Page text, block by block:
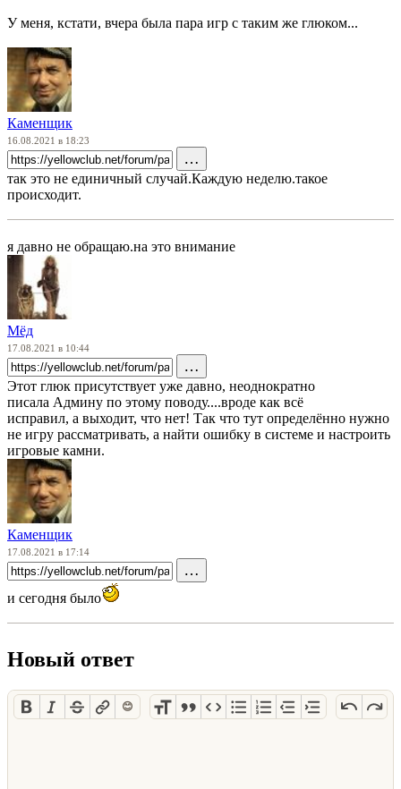
У меня, кстати, вчера была пара игр с таким же глюком...
Каменщик
16.08.2021 в 18:23
…
так это не единичный случай.Каждую неделю.такое
происходит.
я давно не обращаю.на это внимание
Мёд
17.08.2021 в 10:44
…
Этот глюк присутствует уже давно, неоднократно
писала Админу по этому поводу....вроде как всё
исправил, а выходит, что нет! Так что тут определённо нужно
не игру рассматривать, а найти ошибку в системе и настроить
игровые камни.
Каменщик
17.08.2021 в 17:14
…
и сегодня было
Новый ответ
😊